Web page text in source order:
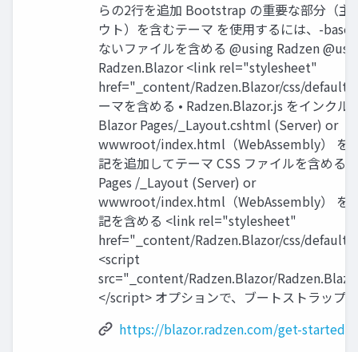
らの2⾏を追加 Bootstrap の重要な部分（主
ウト）を含むテーマ を使⽤するには、-base
ないファイルを含める @using Radzen
Radzen.Blazor <link rel="stylesheet"
href="_content/Radzen.Blazor/css/
ーマを含める • Radzen.Blazor.js をインクル
Blazor Pages/_Layout.cshtml (Server) or
wwwroot/index.html（WebAssembly） を
記を追加してテーマ CSS ファイルを含める
Pages /_Layout (Server) or
wwwroot/index.html（WebAssembly） を
記を含める <link rel="stylesheet"
href="_content/Radzen.Blazor/css/
<script
src="_content/Radzen.Blazor/
</script> オプションで、ブートストラップ
https://blazor.radzen.com/get-started